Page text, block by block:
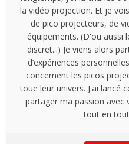
la vidéo projection. Et je
de pico projecteurs, de
équipements. (D'ou aussi
discret...) Je viens alors
d’expériences
concernent les picos
toue leur univers. J'ai lancé
partager ma passion avec
tout en